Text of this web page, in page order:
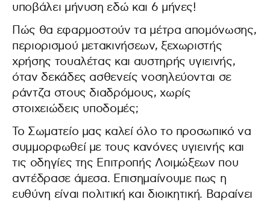
υποβάλει μήνυση εδώ και 6 μήνες!
Πώς θα εφαρμοστούν τα μέτρα απομόνωσης,
περιορισμού μετακινήσεων, ξεχωριστής
χρήσης τουαλέτας και αυστηρής υγιεινής,
όταν δεκάδες ασθενείς νοσηλεύονται σε
ράντζα στους διαδρόμους, χωρίς
στοιχειώδεις υποδομές;
Το Σωματείο μας καλεί όλο το προσωπικό να
συμμορφωθεί με τους κανόνες υγιεινής και
τις οδηγίες της Επιτροπής Λοιμώξεων που
αντέδρασε άμεσα. Επισημαίνουμε πως η
ευθύνη είναι πολιτική και διοικητική. Βαραίνει